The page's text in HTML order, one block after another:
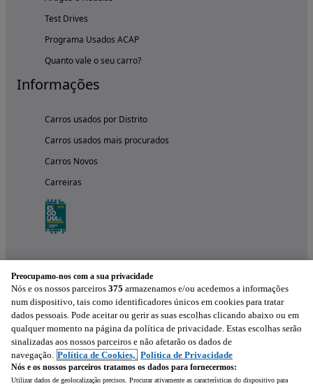
Test Drives
Programa Usados ACAP
Quanto vale o seu carro?
Informações
Carros usados por Distrito
Carros usados mais procurados
Carros Novos
Carreiras
Experimenta a aplicação
Preocupamo-nos com a sua privacidade
Nós e os nossos parceiros 375 armazenamos e/ou acedemos a informações
num dispositivo, tais como identificadores únicos em cookies para tratar
dados pessoais. Pode aceitar ou gerir as suas escolhas clicando abaixo ou em
qualquer momento na página da política de privacidade. Estas escolhas serão
sinalizadas aos nossos parceiros e não afetarão os dados de
navegação. Política de Cookies, Política de Privacidade
Nós e os nossos parceiros tratamos os dados para fornecermos:
Utilizar dados de geolocalização precisos. Procurar ativamente as características do dispositivo para